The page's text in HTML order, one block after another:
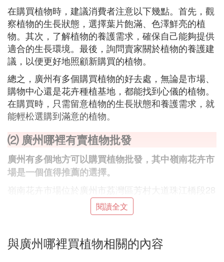
在購買植物時，建議消費者注意以下幾點。首先，觀
察植物的生長狀態，選擇葉片飽滿、色澤鮮亮的植
物。其次，了解植物的養護需求，確保自己能夠提供
適合的生長環境。最後，詢問賣家關於植物的養護建
議，以便更好地照顧新購買的植物。
總之，廣州有多個購買植物的好去處，無論是市場、
購物中心還是花卉種植基地，都能找到心儀的植物。
在購買時，只需留意植物的生長狀態和養護需求，就
能輕松選購到滿意的植物。
⑵ 廣州哪裡有賣植物批發
廣州有多個地方可以購買植物批發，其中嶺南花卉市
場是一個值得推薦的選擇。
嶺南花卉市場位於廣州市荔灣區芳村大道珠江橋段28
號，是廣州乃至廣東省內最大的花卉市場之一。該市
場佔地4萬多平方米，設有眾多鋪面和攤位，是花
括玫瑰區、菊花區、雲南花區、劍蘭區、蔭生植物
區、盆景區等，涵蓋了各種鮮切花、盆栽植物、觀葉
閱讀全文
與廣州哪裡買植物相關的內容